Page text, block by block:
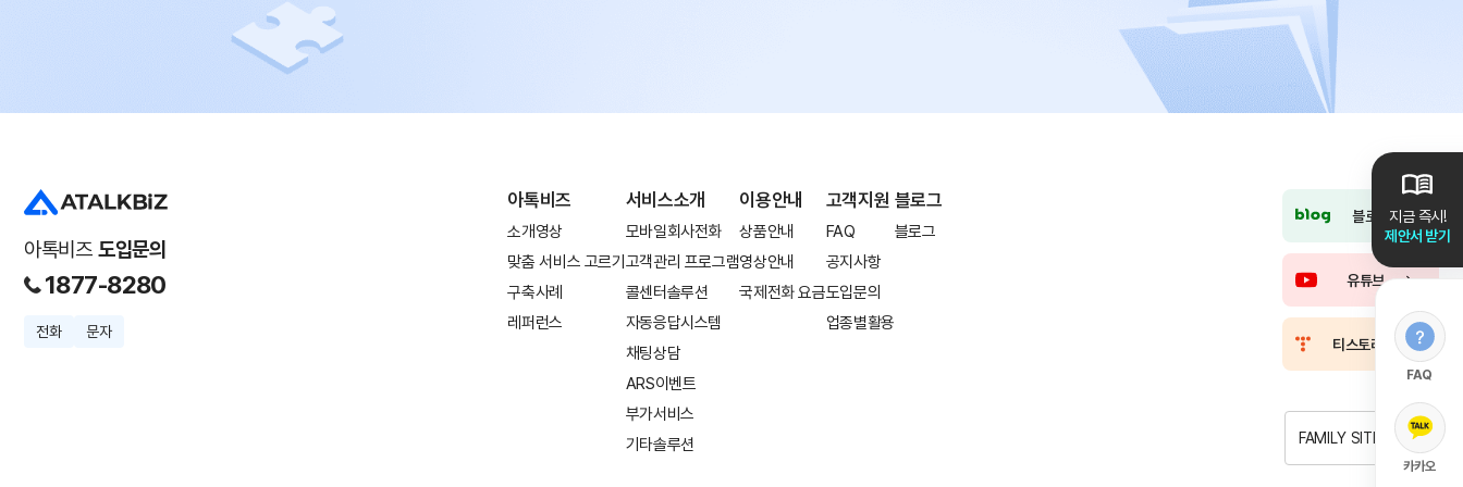
지금 즉시!
제안서 받기
FAQ
카카오
아톡비즈 도입문의
1877-8280
전화 문자
아톡비즈
소개영상
맞춤 서비스 고르기
구축사례
레퍼런스
서비스소개
모바일회사전화
고객관리 프로그램
콜센터솔루션
자동응답시스템
채팅상담
ARS이벤트
부가서비스
기타솔루션
이용안내
상품안내
영상안내
국제전화 요금
고객지원
FAQ
공지사항
도입문의
업종별활용
블로그
블로그
블로그
유튜브
티스토리
FAMILY SITE